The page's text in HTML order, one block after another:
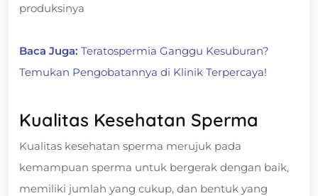
produksinya
Baca Juga: Teratospermia Ganggu Kesuburan?
Temukan Pengobatannya di Klinik Terpercaya!
Kualitas Kesehatan Sperma
Kualitas kesehatan sperma merujuk pada
kemampuan sperma untuk bergerak dengan baik,
memiliki jumlah yang cukup, dan bentuk yang